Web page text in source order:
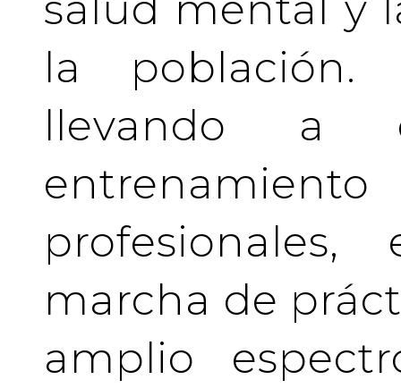
la población.
llevando a
marcha de
amplio